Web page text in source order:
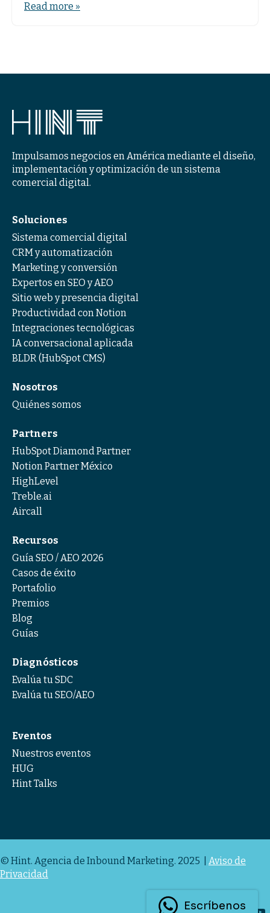
Read more »
Impulsamos negocios en América mediante el diseño,
implementación y optimización de un sistema
comercial digital.
Escríbenos
Soluciones
Sistema comercial digital
CRM y automatización
Marketing y conversión
Expertos en SEO y AEO
Sitio web y presencia digital
Productividad con Notion
Integraciones tecnológicas
IA conversacional aplicada
BLDR (HubSpot CMS)
Nosotros
Quiénes somos
Partners
HubSpot Diamond Partner
Notion Partner México
HighLevel
Treble.ai
Aircall
Recursos
Guía SEO / AEO 2026
Casos de éxito
Portafolio
Premios
Blog
Guías
Diagnósticos
Evalúa tu SDC
Evalúa tu SEO/AEO
Eventos
Nuestros eventos
HUG
Hint Talks
© Hint. Agencia de Inbound Marketing. 2025 | Aviso de
Privacidad